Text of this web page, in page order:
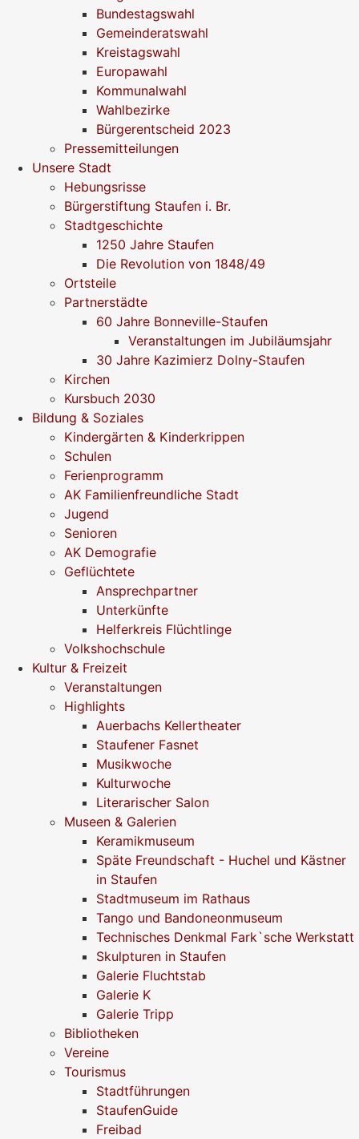
Bundestagswahl
Gemeinderatswahl
Kreistagswahl
Europawahl
Kommunalwahl
Wahlbezirke
Bürgerentscheid 2023
Pressemitteilungen
Unsere Stadt
Hebungsrisse
Bürgerstiftung Staufen i. Br.
Stadtgeschichte
1250 Jahre Staufen
Die Revolution von 1848/49
Ortsteile
Partnerstädte
60 Jahre Bonneville-Staufen
Veranstaltungen im Jubiläumsjahr
30 Jahre Kazimierz Dolny-Staufen
Kirchen
Kursbuch 2030
Bildung & Soziales
Kindergärten & Kinderkrippen
Schulen
Ferienprogramm
AK Familienfreundliche Stadt
Jugend
Senioren
AK Demografie
Geflüchtete
Ansprechpartner
Unterkünfte
Helferkreis Flüchtlinge
Volkshochschule
Kultur & Freizeit
Veranstaltungen
Highlights
Auerbachs Kellertheater
Staufener Fasnet
Musikwoche
Kulturwoche
Literarischer Salon
Museen & Galerien
Keramikmuseum
Späte Freundschaft - Huchel und Kästner
in Staufen
Stadtmuseum im Rathaus
Tango und Bandoneonmuseum
Technisches Denkmal Fark`sche Werkstatt
Skulpturen in Staufen
Galerie Fluchtstab
Galerie K
Galerie Tripp
Bibliotheken
Vereine
Tourismus
Stadtführungen
StaufenGuide
Freibad